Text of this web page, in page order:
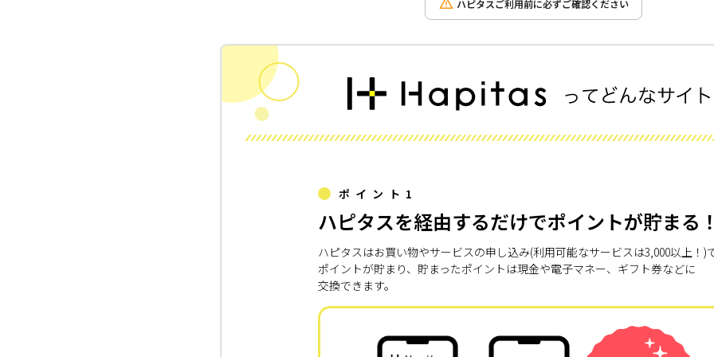
ハピタスご利用前に必ずご確認ください
ポイント1
ハピタスを経由するだけでポイントが貯まる
ハピタスはお買い物やサービスの申し込み(利用可能なサービスは3,000以上！)
ポイントが貯まり、貯まったポイントは現金や電子マネー、ギフト券などに
交換できます。